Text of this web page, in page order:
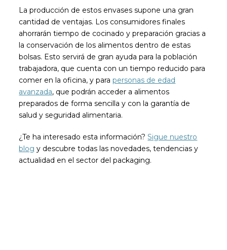
La producción de estos envases supone una gran
cantidad de ventajas. Los consumidores finales
ahorrarán tiempo de cocinado y preparación gracias a
la conservación de los alimentos dentro de estas
bolsas. Esto servirá de gran ayuda para la población
trabajadora, que cuenta con un tiempo reducido para
comer en la oficina, y parapersonas de edad
avanzada, que podrán acceder a alimentos
preparados de forma sencilla y con la garantía de
salud y seguridad alimentaria.
¿Te ha interesado esta información?Sigue nuestro
blog y descubre todas las novedades, tendencias y
actualidad en el sector del packaging.